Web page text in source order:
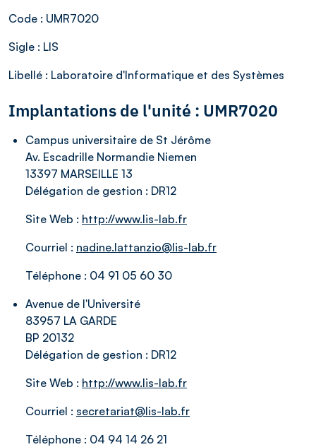
Code : UMR7020
Sigle : LIS
Libellé : Laboratoire d'Informatique et des Systèmes
Implantations de l'unité : UMR7020
Campus universitaire de St Jérôme
Av. Escadrille Normandie Niemen
13397 MARSEILLE 13
Délégation de gestion : DR12
Site Web : http://www.lis-lab.fr
Courriel : nadine.lattanzio@lis-lab.fr
Téléphone : 04 91 05 60 30
Avenue de l'Université
83957 LA GARDE
BP 20132
Délégation de gestion : DR12
Site Web : http://www.lis-lab.fr
Courriel : secretariat@lis-lab.fr
Téléphone : 04 94 14 26 21